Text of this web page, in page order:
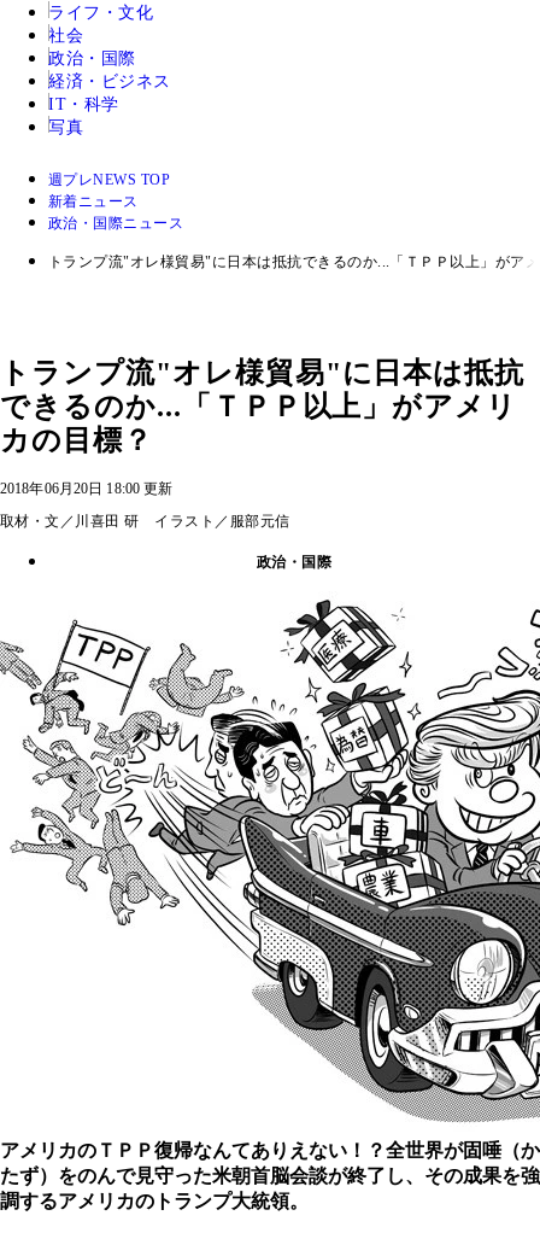
ライフ・文化
社会
政治・国際
経済・ビジネス
IT・科学
写真
週プレNEWS TOP
新着ニュース
政治・国際ニュース
トランプ流"オレ様貿易"に日本は抵抗できるのか...「ＴＰＰ以上」がア
トランプ流"オレ様貿易"に日本は抵抗
できるのか...「ＴＰＰ以上」がアメリ
カの目標？
2018年06月20日 18:00 更新
取材・文／川喜田 研 イラスト／服部元信
政治・国際
アメリカのＴＰＰ復帰なんてありえない！？全世界が固唾（か
たず）をのんで見守った米朝首脳会談が終了し、その成果を強
調するアメリカのトランプ大統領。